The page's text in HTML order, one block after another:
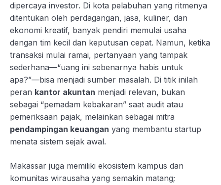
dipercaya investor. Di kota pelabuhan yang ritmenya
ditentukan oleh perdagangan, jasa, kuliner, dan
ekonomi kreatif, banyak pendiri memulai usaha
dengan tim kecil dan keputusan cepat. Namun, ketika
transaksi mulai ramai, pertanyaan yang tampak
sederhana—“uang ini sebenarnya habis untuk
apa?”—bisa menjadi sumber masalah. Di titik inilah
peran kantor akuntan menjadi relevan, bukan
sebagai “pemadam kebakaran” saat audit atau
pemeriksaan pajak, melainkan sebagai mitra
pendampingan keuangan yang membantu startup
menata sistem sejak awal.
Makassar juga memiliki ekosistem kampus dan
komunitas wirausaha yang semakin matang;